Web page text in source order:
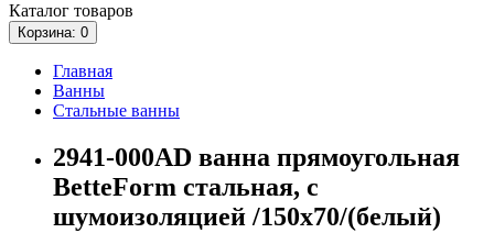
Каталог товаров
Корзина: 0
Главная
Ванны
Стальные ванны
2941-000AD ванна прямоугольная
BetteForm стальная, с
шумоизоляцией /150x70/(белый)